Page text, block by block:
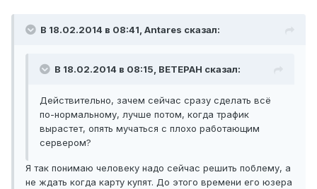
В 18.02.2014 в 08:41, Antares сказал:
В 18.02.2014 в 08:15, BETEPAH сказал:
Действительно, зачем сейчас сразу сделать всё
по-нормальному, лучше потом, когда трафик
вырастет, опять мучаться с плохо работающим
сервером?
Я так понимаю человеку надо сейчас решить поблему, а
не ждать когда карту купят. До этого времени его юзера